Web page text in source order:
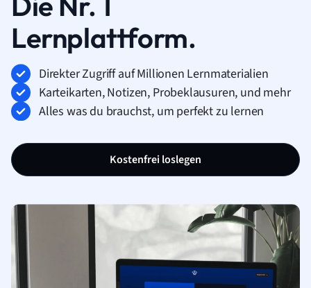
Lernplattform.
Direkter Zugriff auf Millionen Lernmaterialien
Karteikarten, Notizen, Probeklausuren, und mehr
Alles was du brauchst, um perfekt zu lernen
Kostenfrei loslegen